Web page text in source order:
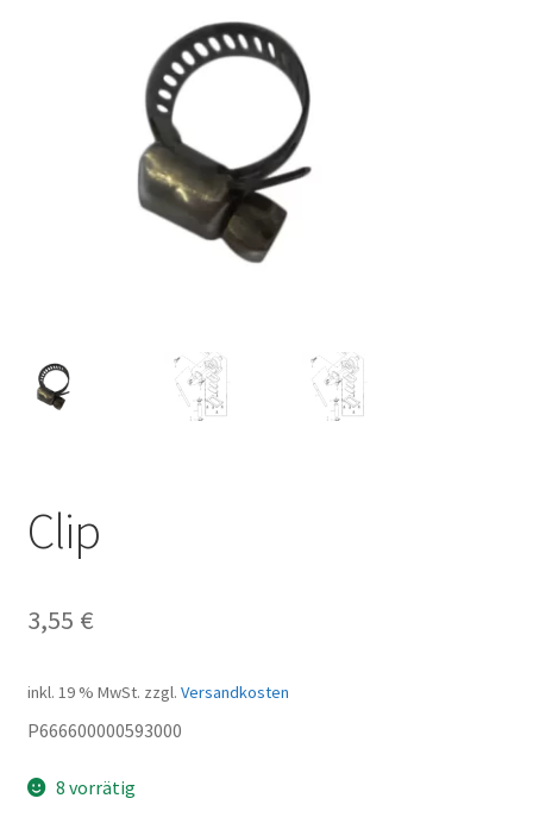
Clip
3,55 €
inkl. 19 % MwSt. zzgl. Versandkosten
P666600000593000
8 vorrätig